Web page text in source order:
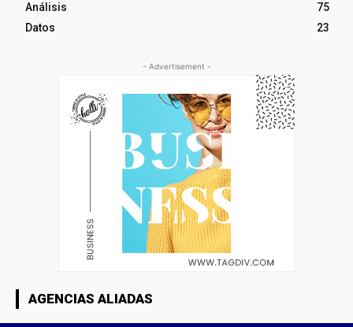
Análisis
75
Datos
23
- Advertisement -
AGENCIAS ALIADAS